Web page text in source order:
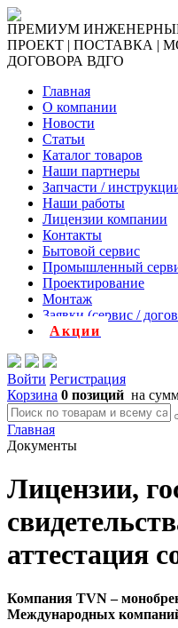
ПРЕМИУМ
ПРОЕКТ | ПОСТАВКА |
ДОГОВОРА ВДГО
Главная
О компании
Новости
Статьи
Каталог товаров
Наши партнеры
Запчасти /
Наши работы
Лицензии компании
Контакты
Бытовой сервис
Промышленный
Проектирование
Монтаж
Заявки (сервис /
Акции
Войти Регистрация
Корзина 0 позиций на
Главная
Документы
Лицензии,
аттестация
Компания TVN –
Международных